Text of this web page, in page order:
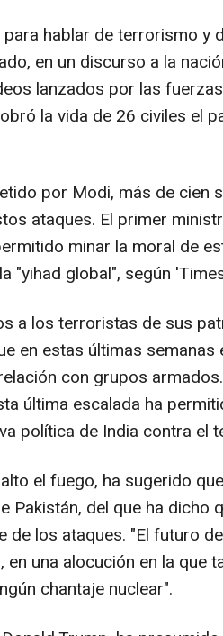
hablar de terrorismo y
en un discurso a la
lanzados por las
la vida de 26 civiles el
por Modi, más de cien
ataques. El primer
minar la moral de
"yihad global", según
a los terroristas de sus
en estas últimas semanas
con grupos
última escalada ha
política de India contra el
el fuego, ha sugerido
Pakistán, del que ha dicho
de los ataques. "El futuro
una alocución en la que
chantaje nuclear".